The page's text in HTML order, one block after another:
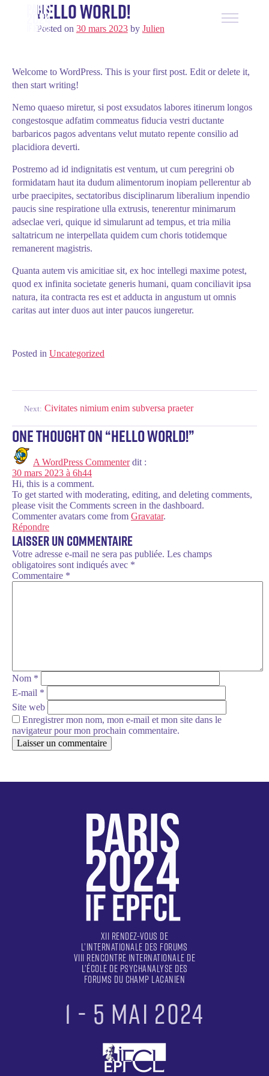
Paris 2024 IF EPFCL
Hello world!
Posted on 30 mars 2023by Julien
Welcome to WordPress. This is your first post. Edit or delete it,
then start writing!
Nemo quaeso miretur, si post exsudatos labores itinerum longos
congestosque adfatim commeatus fiducia vestri ductante
barbaricos pagos adventans velut mutato repente consilio ad
placidiora deverti.
Postremo ad id indignitatis est ventum, ut cum peregrini ob
formidatam haut ita dudum alimentorum inopiam pellerentur ab
urbe praecipites, sectatoribus disciplinarum liberalium inpendio
paucis sine respiratione ulla extrusis, tenerentur minimarum
adseclae veri, quique id simularunt ad tempus, et tria milia
saltatricum ne interpellata quidem cum choris totidemque
remanerent magistris.
Quanta autem vis amicitiae sit, ex hoc intellegi maxime potest,
quod ex infinita societate generis humani, quam conciliavit ipsa
natura, ita contracta res est et adducta in angustum ut omnis
caritas aut inter duos aut inter paucos iungeretur.
Posted in Uncategorized
Navigation
de
l’article
Next: Civitates nimium enim subversa praeter
One thought on “Hello world!”
A WordPress Commenter dit :
30 mars 2023 à 6h44
Hi, this is a comment.
To get started with moderating, editing, and deleting comments,
please visit the Comments screen in the dashboard.
Commenter avatars come from Gravatar.
Répondre
Laisser un commentaire
Votre adresse e-mail ne sera pas publiée. Les champs
obligatoires sont indiqués avec *
Commentaire *
Nom *
E-mail *
Site web
Enregistrer mon nom, mon e-mail et mon site dans le
navigateur pour mon prochain commentaire.
XII RENDEZ-VOUS DE
L’INTERNATIONALE DES FORUMS
VIII RENCONTRE INTERNATIONALE DE
L’ÉCOLE DE PSYCHANALYSE DES
FORUMS DU CHAMP LACANIEN
1 - 5 MAI 2024